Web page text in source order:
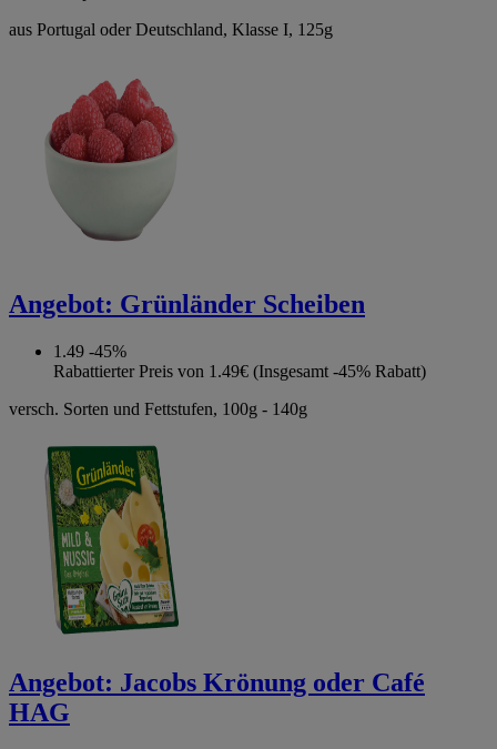
aus Portugal oder Deutschland, Klasse I, 125g
Angebot: Grünländer Scheiben
1.49 -45%
Rabattierter Preis von 1.49€ (Insgesamt -45% Rabatt)
versch. Sorten und Fettstufen, 100g - 140g
Angebot: Jacobs Krönung oder Café
HAG